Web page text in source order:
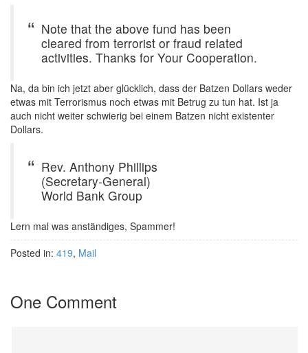
Note that the above fund has been
cleared from terrorist or fraud related
activities. Thanks for Your Cooperation.
Na, da bin ich jetzt aber glücklich, dass der Batzen Dollars weder
etwas mit Terrorismus noch etwas mit Betrug zu tun hat. Ist ja
auch nicht weiter schwierig bei einem Batzen nicht existenter
Dollars.
Rev. Anthony Phillips
(Secretary-General)
World Bank Group
Lern mal was anständiges, Spammer!
Posted in: 419, Mail
One Comment